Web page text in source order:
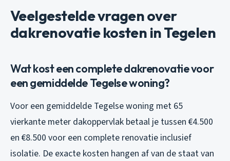
Veelgestelde vragen over
dakrenovatie kosten in Tegelen
Wat kost een complete dakrenovatie voor
een gemiddelde Tegelse woning?
Voor een gemiddelde Tegelse woning met 65
vierkante meter dakoppervlak betaal je tussen €4.500
en €8.500 voor een complete renovatie inclusief
isolatie. De exacte kosten hangen af van de staat van